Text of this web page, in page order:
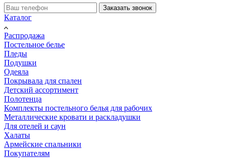
Заказать звонок
Каталог
Распродажа
Постельное белье
Пледы
Подушки
Одеяла
Покрывала для спален
Детский ассортимент
Полотенца
Комплекты постельного белья для рабочих
Металлические кровати и раскладушки
Для отелей и саун
Халаты
Армейские спальники
Покупателям